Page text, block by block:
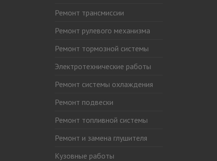
Ремонт трансмиссии
Ремонт рулевого механизма
Ремонт тормозной системы
Электротехнические работы
Ремонт системы охлаждения
Ремонт подвески
Ремонт топливной системы
Ремонт и замена глушителя
Кузовные работы